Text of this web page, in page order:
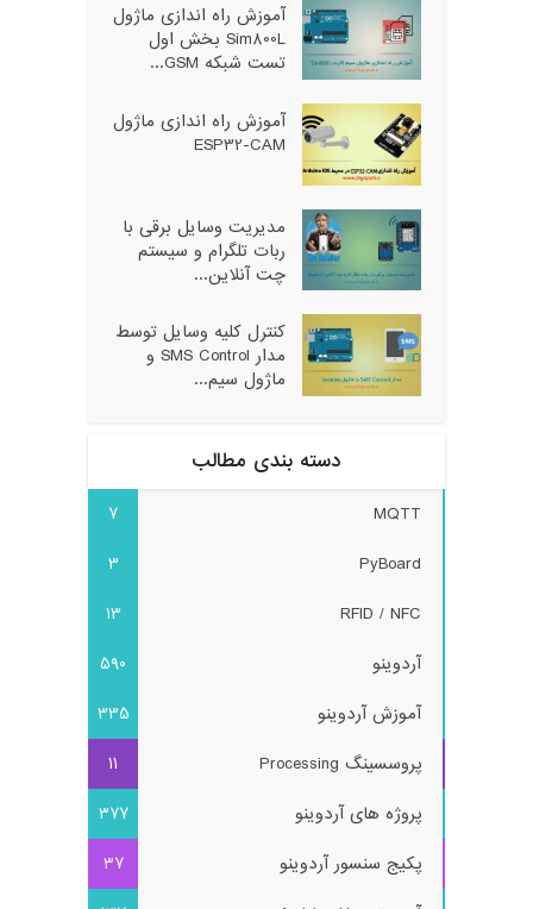
آموزش راه اندازی ماژول
Sim800L بخش اول
تست شبکه GSM...
آموزش راه اندازی ماژول
ESP32-CAM
مدیریت وسایل برقی با
ربات تلگرام و سیستم
چت آنلاین...
کنترل کلیه وسایل توسط
مدار SMS Control و
ماژول سیم...
دسته بندی مطالب
MQTT
7
PyBoard
3
RFID / NFC
13
آردوینو
590
آموزش آردوینو
335
پروسسینگ Processing
11
پروژه های آردوینو
377
پکیج سنسور آردوینو
37